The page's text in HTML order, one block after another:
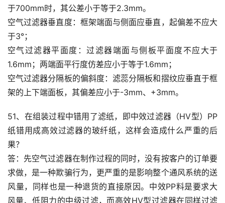
于700mm时，其公差小于等于2.3mm。
空气过滤器垂直度：框架端面与侧面应垂直，起偏差不应大
于3°；
空气过滤器平面度：过滤器端面与侧板平面度不应大于
1.6mm；两端面平行度仿差应小于等于1.6mm；
空气过滤器分隔板的偏斜度：滤蕊分隔板和摺纹应垂直于框
架的上下端面板，其偏差应小于-3mm、+3mm。
51、在组装过程中错用了滤纸，即中效过滤器（HV型）PP
纸错用成高效过滤器的玻纤纸，这样会造成什么严重的后
果？
答：先空气过滤器在制作过程的同时，没有按客户的订单要
求做，是一种欺骗行为，更严重的是影响整个通风系统的送
风量，同样也是一种退货的直接原因。中效PP料是要求大
风量、低阻力的中级过滤，而高效HV型过滤器在同样过滤